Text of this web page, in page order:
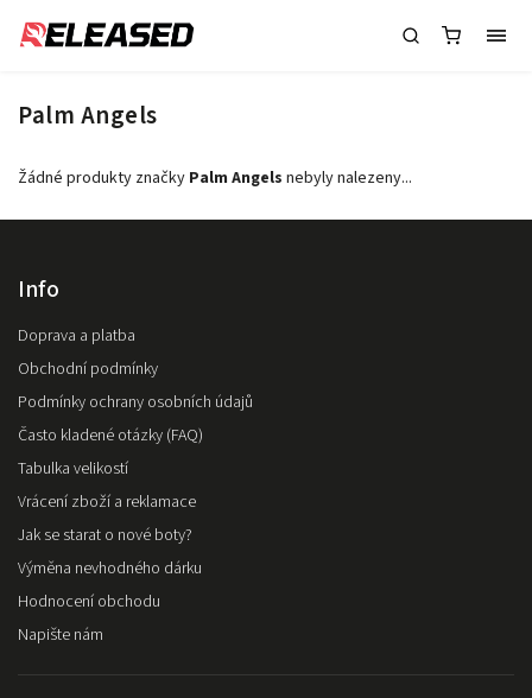
Palm Angels
Žádné produkty značky Palm Angels nebyly nalezeny...
Info
Doprava a platba
Obchodní podmínky
Podmínky ochrany osobních údajů
Často kladené otázky (FAQ)
Tabulka velikostí
Vrácení zboží a reklamace
Jak se starat o nové boty?
Výměna nevhodného dárku
Hodnocení obchodu
Napište nám